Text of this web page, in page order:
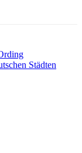
Städten